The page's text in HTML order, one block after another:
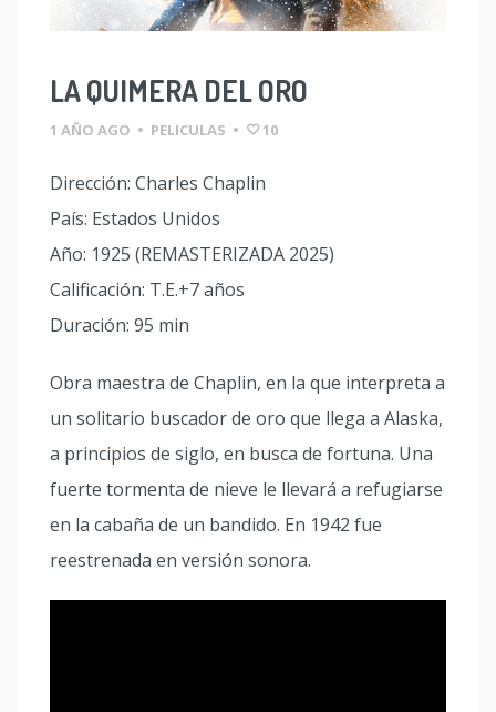
LA QUIMERA DEL ORO
1 AÑO AGO • PELICULAS • 10
Dirección: Charles Chaplin
País: Estados Unidos
Año: 1925 (REMASTERIZADA 2025)
Calificación: T.E.+7 años
Duración: 95 min
Obra maestra de Chaplin, en la que interpreta a
un solitario buscador de oro que llega a Alaska,
a principios de siglo, en busca de fortuna. Una
fuerte tormenta de nieve le llevará a refugiarse
en la cabaña de un bandido. En 1942 fue
reestrenada en versión sonora.